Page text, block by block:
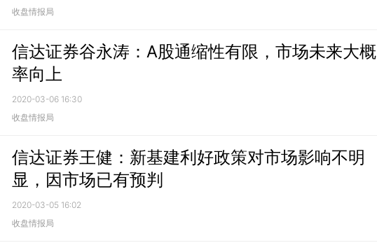
收盘情报局
信达证券谷永涛：A股通缩性有限，市场未来大概
率向上
2020-03-06 16:30
收盘情报局
信达证券王健：新基建利好政策对市场影响不明
显，因市场已有预判
2020-03-05 16:02
收盘情报局